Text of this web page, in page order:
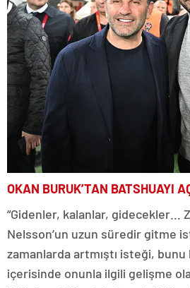
OKAN BURUK’TAN BATSHUAYI
“Gidenler, kalanlar, gidecekler…
Nelsson’un uzun süredir gitme
zamanlarda artmıştı isteği,
içerisinde onunla ilgili gelişme